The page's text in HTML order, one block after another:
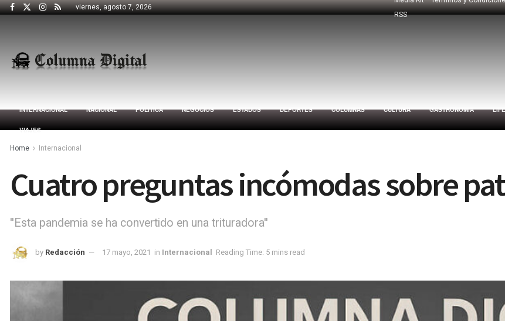
viernes, agosto 7, 2026
RSS
INTERNACIONAL NACIONAL POLÍTICA NEGOCIOS ESTADOS DEPORTES COLUMNAS CULTURA GASTRONOMÍA
VIAJES
Home Internacional
Cuatro preguntas incómodas sobre
''Esta pandemia se ha convertido en una trituradora''
by Redacción 17 mayo, 2021 in Internacional Reading Time: 5 mins read